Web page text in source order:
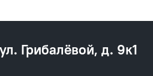
Грибалёвой, д. 9к1